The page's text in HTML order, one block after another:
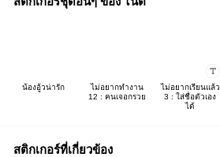
น้องอู้วน่ารัก
ไม่อยากทำงาน
12 : คนเจอกรวย
ไม่อยากเรียนแล้ว
3 : ใส่ชื่อตัวเอง
ได้
สติกเกอร์ที่เกี่ยวข้อง